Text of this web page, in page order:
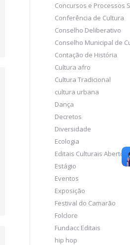
Concursos e Processos
Conferência de Cultura
Conselho Deliberativo
Conselho Municipal de
Contação de História
Cultura afro
Cultura Tradicional
cultura urbana
Dança
Decretos
Diversidade
Ecologia
Editais Culturais Abertos
Estágio
Eventos
Exposição
Festival do Camarão
Folclore
Fundacc Editais
hip hop